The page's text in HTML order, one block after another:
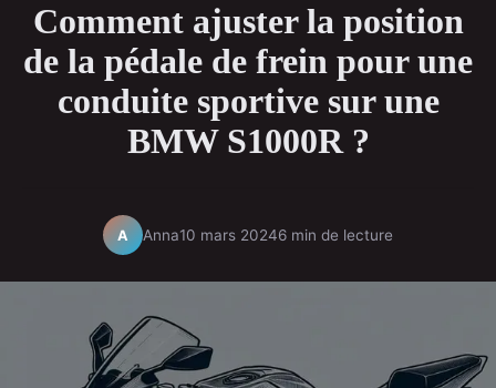
Comment ajuster la position
de la pédale de frein pour une
conduite sportive sur une
BMW S1000R ?
A Anna10 mars 20246 min de lecture